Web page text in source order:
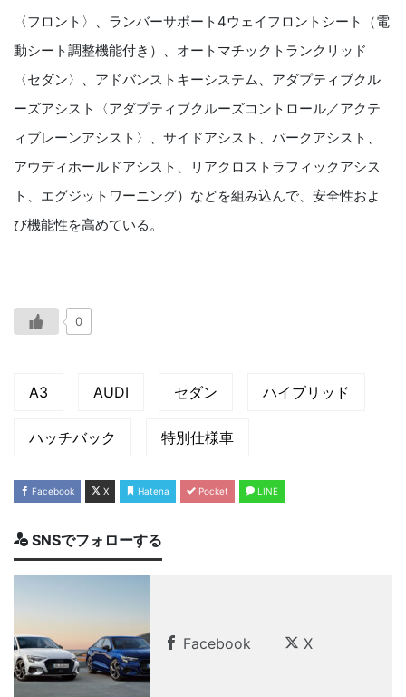
〈フロント〉、ランバーサポート4ウェイフロントシート（電
動シート調整機能付き）、オートマチックトランクリッド
〈セダン〉、アドバンストキーシステム、アダプティブクル
ーズアシスト〈アダプティブクルーズコントロール／アクテ
ィブレーンアシスト〉、サイドアシスト、パークアシスト、
アウディホールドアシスト、リアクロストラフィックアシス
ト、エグジットワーニング）などを組み込んで、安全性およ
び機能性を高めている。
0
A3 AUDI セダン ハイブリッド
ハッチバック 特別仕様車
Facebook X Hatena Pocket LINE
SNSでフォローする
Facebook X